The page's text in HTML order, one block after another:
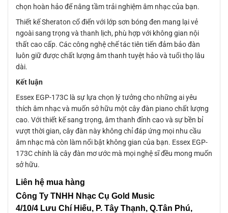
chọn hoàn hảo để nâng tầm trải nghiệm âm nhạc của bạn.
Thiết kế Sheraton cổ điển với lớp sơn bóng đen mang lại vẻ
ngoài sang trọng và thanh lịch, phù hợp với không gian nội
thất cao cấp. Các công nghệ chế tác tiên tiến đảm bảo đàn
luôn giữ được chất lượng âm thanh tuyệt hảo và tuổi thọ lâu
dài.
Kết luận
Essex EGP-173C là sự lựa chọn lý tưởng cho những ai yêu
thích âm nhạc và muốn sở hữu một cây đàn piano chất lượng
cao. Với thiết kế sang trọng, âm thanh đỉnh cao và sự bền bỉ
vượt thời gian, cây đàn này không chỉ đáp ứng mọi nhu cầu
âm nhạc mà còn làm nổi bật không gian của bạn. Essex EGP-
173C chính là cây đàn mơ ước mà mọi nghệ sĩ đều mong muốn
sở hữu.
Liên hệ mua hàng
Công Ty TNHH Nhạc Cụ Gold Music
4/10/4 Lưu Chí Hiếu, P. Tây Thạnh, Q.Tân Phú,